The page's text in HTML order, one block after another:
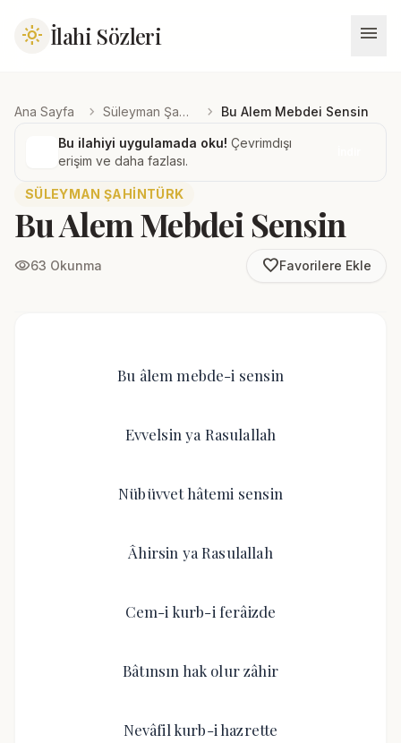
light_mode İlahi Sözleri menu
Ana Sayfa chevron_right Süleyman Şahintürk chevron_right Bu Alem Mebdei Sensin
Bu ilahiyi uygulamada oku! Çevrimdışı
erişim ve daha fazlası.
SÜLEYMAN ŞAHINTÜRK
Bu Alem Mebdei Sensin
visibility63 Okunma favorite_borderFavorilere Ekle
Bu âlem mebde-i sensin
Evvelsin ya Rasulallah
Nübüvvet hâtemi sensin
Âhirsin ya Rasulallah
Cem-i kurb-i ferâizde
Bâtınsın hak olur zâhir
Nevâfil kurb-i hazrette